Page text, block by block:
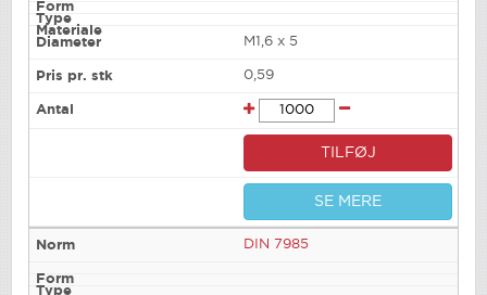
M1,6 x 5
0,59
TILFØJ
SE MERE
DIN 7985